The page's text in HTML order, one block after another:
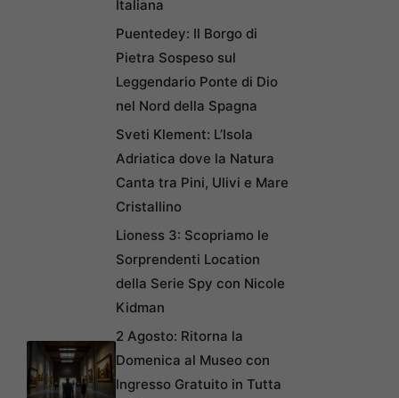
Italiana
Puentedey: Il Borgo di
Pietra Sospeso sul
Leggendario Ponte di Dio
nel Nord della Spagna
Sveti Klement: L’Isola
Adriatica dove la Natura
Canta tra Pini, Ulivi e Mare
Cristallino
Lioness 3: Scopriamo le
Sorprendenti Location
della Serie Spy con Nicole
Kidman
2 Agosto: Ritorna la
Domenica al Museo con
Ingresso Gratuito in Tutta